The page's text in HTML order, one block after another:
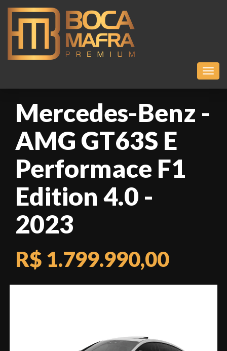
Mercedes-Benz -
AMG GT63S E
Performace F1
Edition 4.0 -
2023
R$ 1.799.990,00